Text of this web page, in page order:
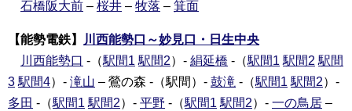
石橋阪大前 – 桜井 – 牧落 – 箕面
【能勢電鉄】
川西能勢口～妙見口・日生中央
川西能勢口 -（駅間1 駅間2）- 絹延橋 -（駅間1 駅間2 駅間
3 駅間4）- 滝山 – 鶯の森 -（駅間）- 鼓滝 -（駅間1 駅間2）-
多田 -（駅間1 駅間2）- 平野 -（駅間1 駅間2）- 一の鳥居 –